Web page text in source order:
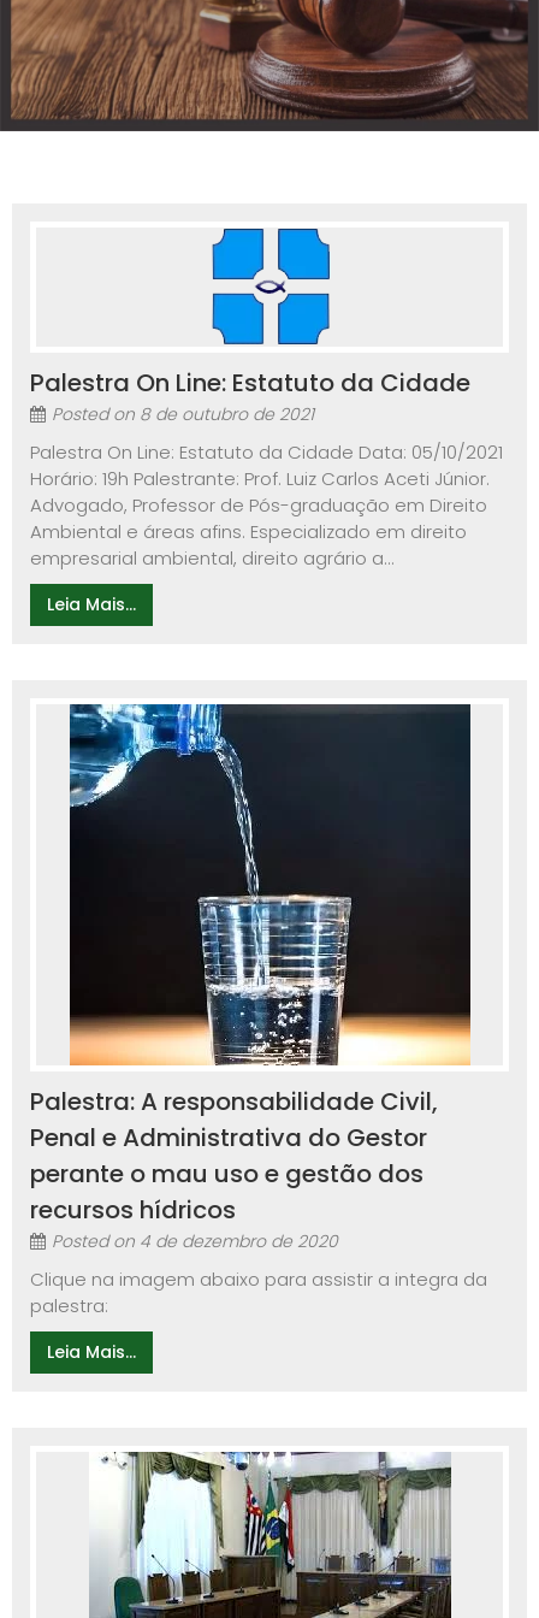
Palestra On Line: Estatuto da Cidade
Posted on 8 de outubro de 2021
Palestra On Line: Estatuto da Cidade Data: 05/10/2021
Horário: 19h Palestrante: Prof. Luiz Carlos Aceti Júnior.
Advogado, Professor de Pós-graduação em Direito
Ambiental e áreas afins. Especializado em direito
empresarial ambiental, direito agrário a...
Leia Mais...
Palestra: A responsabilidade Civil,
Penal e Administrativa do Gestor
perante o mau uso e gestão dos
recursos hídricos
Posted on 4 de dezembro de 2020
Clique na imagem abaixo para assistir a integra da
palestra:
Leia Mais...